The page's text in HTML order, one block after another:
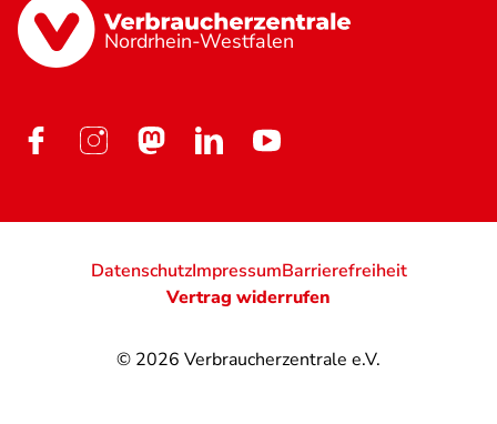
Nordrhein-Westfalen
© 2026 Verbraucherzentrale e.V.
DatenschutzImpressumBarrierefreiheit
Vertrag widerrufen